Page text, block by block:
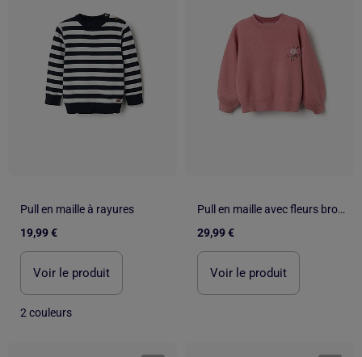
Pull en maille à rayures
19,99 €
Voir le produit
2 couleurs
Pull en maille avec fleurs brodées
29,99 €
Voir le produit